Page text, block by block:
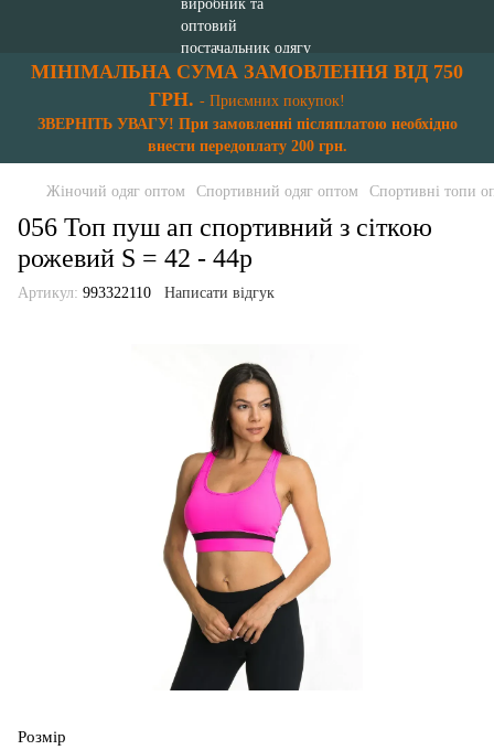
МІНІМАЛЬНА СУМА ЗАМОВЛЕННЯ ВІД 750
ГРН. - Приємних покупок!
ЗВЕРНІТЬ УВАГУ! При замовленні післяплатою необхідно
внести передоплату 200 грн.
Жіночий одяг оптом Спортивний одяг оптом Спортивні топи
056 Топ пуш ап спортивний з сіткою
рожевий S = 42 - 44p
Артикул: 993322110 Написати відгук
Розмір